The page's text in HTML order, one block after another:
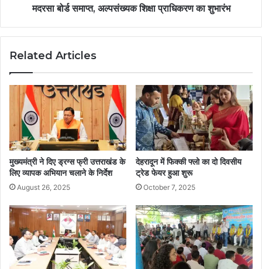
मदरसा बोर्ड समाप्त, अल्पसंख्यक शिक्षा प्राधिकरण का शुभारंभ
Related Articles
मुख्यमंत्री ने दिए ड्रग्स फ्री उत्तराखंड के
लिए व्यापक अभियान चलाने के निर्देश
August 26, 2025
देहरादून में फिक्की फ्लो का दो दिवसीय
ट्रेड फेयर हुआ शुरू
October 7, 2025